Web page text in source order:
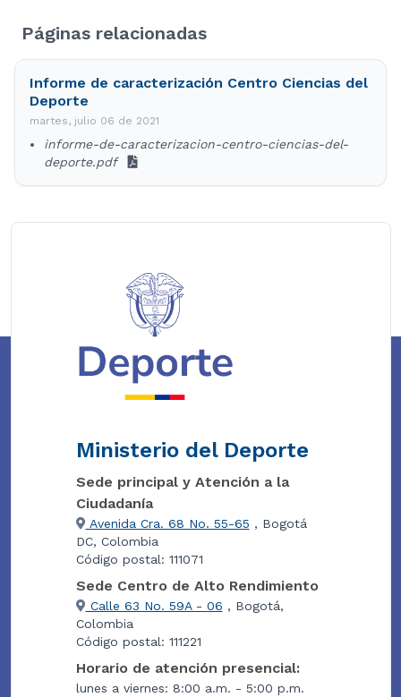
Páginas relacionadas
Informe de caracterización Centro Ciencias del
Deporte
martes, julio 06 de 2021
informe-de-caracterizacion-centro-ciencias-del-
deporte.pdf
Ministerio del Deporte
Sede principal y Atención a la
Ciudadanía
Avenida Cra. 68 No. 55-65 , Bogotá
DC, Colombia
Código postal: 111071
Sede Centro de Alto Rendimiento
Calle 63 No. 59A - 06 , Bogotá,
Colombia
Código postal: 111221
Horario de atención presencial:
lunes a viernes: 8:00 a.m. - 5:00 p.m.